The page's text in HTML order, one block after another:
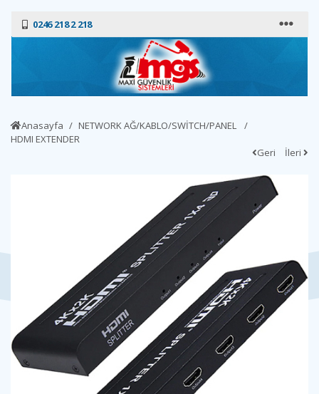
0246 218 2 218
Anasayfa
NETWORK AĞ/KABLO/SWİTCH/PANEL
HDMI EXTENDER
Geri
İleri